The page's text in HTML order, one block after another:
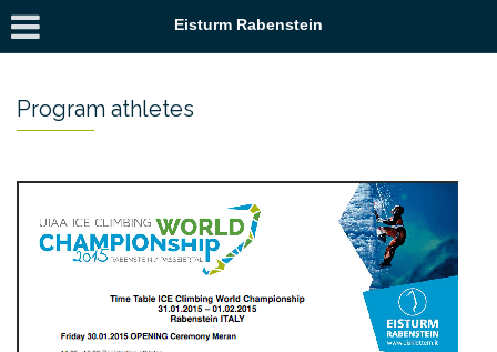
Eisturm Rabenstein
Program athletes